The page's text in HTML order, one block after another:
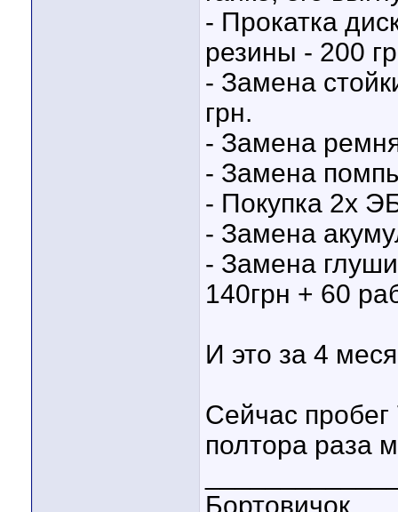
- Прокатка
резины - 200
- Замена
грн.
- Замена
- Замена
- Покупка 2х
- Замена
- Замена
140грн + 60
И это за 4
Сейчас
полтора раза
Бортовичок